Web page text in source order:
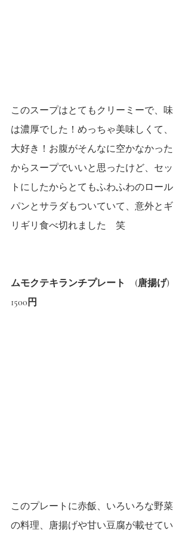
このスープはとてもクリーミーで、味
は濃厚でした！めっちゃ美味しくて、
大好き！お腹がそんなに空かなかった
からスープでいいと思ったけど、セッ
トにしたからとてもふわふわのロール
パンとサラダもついていて、意外とギ
リギリ食べ切れました　笑
ムモクテキランチプレート　(唐揚げ)
1500円
このプレートに赤飯、いろいろな野菜
の料理、唐揚げや甘い豆腐が載せてい